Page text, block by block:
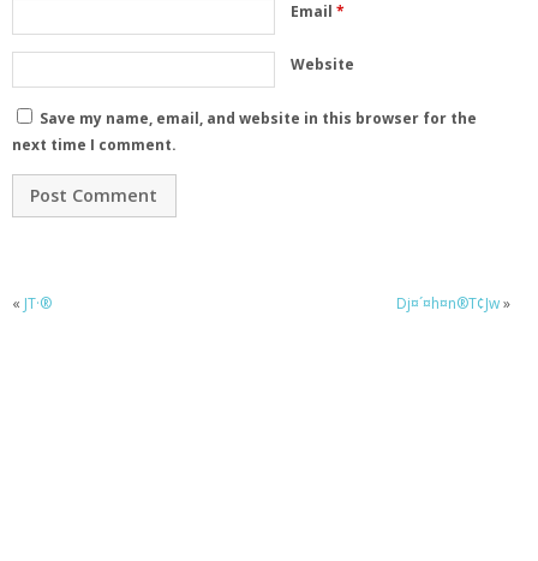
Email *
Website
Save my name, email, and website in this browser for the
next time I comment.
« JT·® Dj¤´¤h¤n®T¢Jw»